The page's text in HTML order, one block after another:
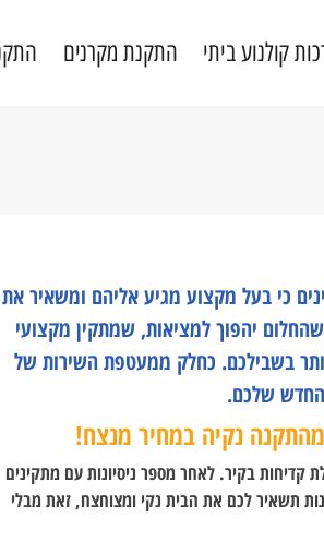
קולנוע ביתי התקנת מקרנים
כי בעל מקצוע מגיע אליהם ומשאיר את
יהפוך למציאות, שמתקין מקצועי
בשבילכם. כחלק ממעטפת השירות של
החדש שלכם.
נקיה במחיר מנצח!
קדיחות בקיר. לאחר מספר ניסיונות עם מתקינים
תשאיר לכם את הבית נקי ומצוחצח, זאת מבלי